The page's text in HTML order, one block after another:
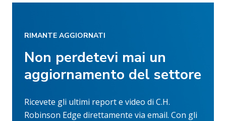
RIMANTE AGGIORNATI
Non perdetevi mai un
aggiornamento del settore
Ricevete gli ultimi report e video di C.H.
Robinson Edge direttamente via email. Con gli